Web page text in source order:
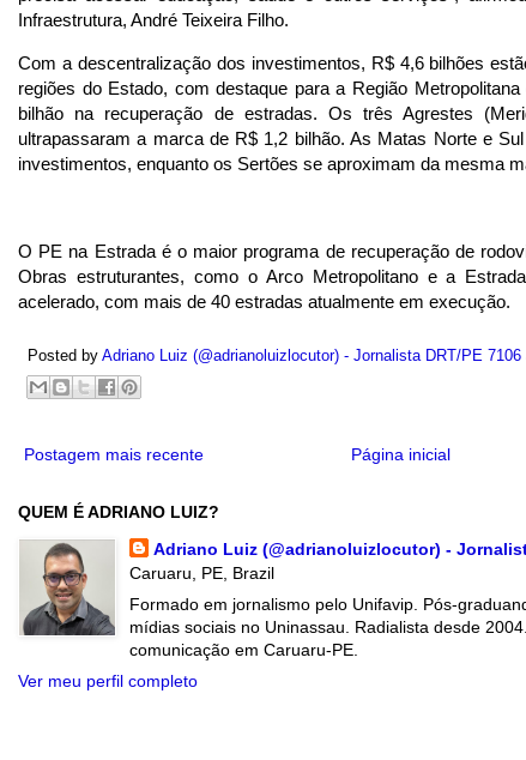
Infraestrutura, André Teixeira Filho.
Com a descentralização dos investimentos, R$ 4,6 bilhões
regiões do Estado, com destaque para a Região
bilhão na recuperação de estradas. Os três Agrestes
ultrapassaram a marca de R$ 1,2 bilhão. As Matas Norte e
investimentos, enquanto os Sertões se aproximam da mesma
O PE na Estrada é o maior programa de recuperação de
Obras estruturantes, como o Arco Metropolitano e a
acelerado, com mais de 40 estradas atualmente em execução.
Posted by Adriano Luiz (@adrianoluizlocutor) - Jornalista DRT/PE 7106
Postagem mais recente Página inicial
QUEM É ADRIANO LUIZ?
Adriano Luiz (@adrianoluizlocutor) -
Caruaru, PE, Brazil
Formado em jornalismo pelo Unifavip. Pós-
mídias sociais no Uninassau. Radialista desde
comunicação em Caruaru-PE.
Ver meu perfil completo